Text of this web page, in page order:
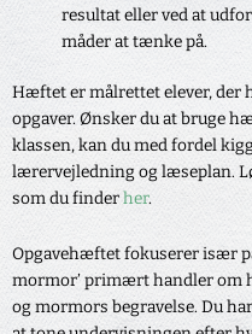
resultat eller ved at
måder at tænke på.
Hæftet er målrettet elever, der
opgaver. Ønsker du at bruge
klassen, kan du med fordel
lærervejledning og læseplan.
som du finderher.
Opgavehæftet fokuserer især
mormor’ primært handler om
og mormors begravelse. Du